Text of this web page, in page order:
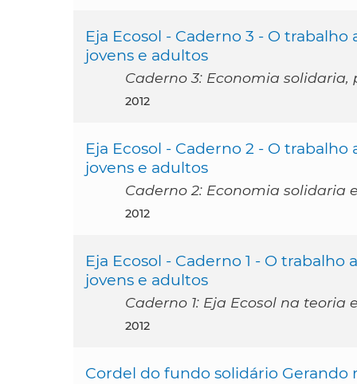
Eja Ecosol - Caderno 3 - O
jovens e adultos
Caderno 3: Economia
2012
Eja Ecosol - Caderno 2 - O
jovens e adultos
Caderno 2: Economia solidaria
2012
Eja Ecosol - Caderno 1 - O
jovens e adultos
Caderno 1: Eja Ecosol na teoria
2012
Cordel do fundo solidário Gerando